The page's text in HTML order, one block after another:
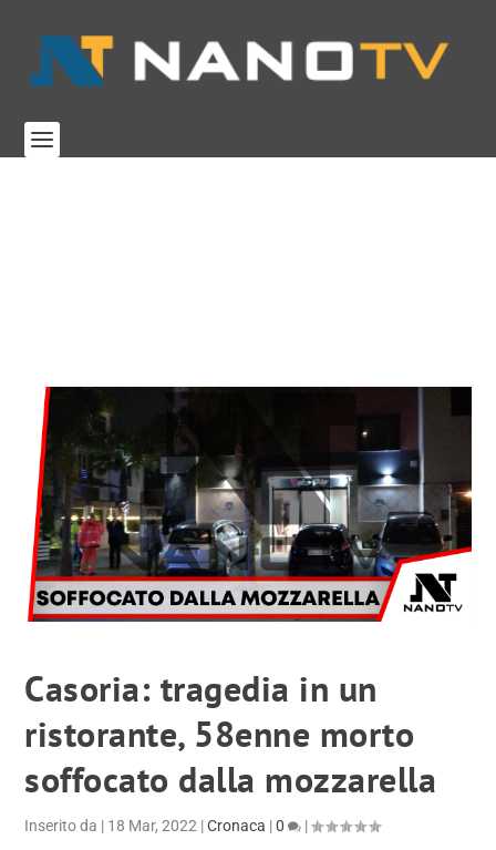
Casoria: tragedia in un
ristorante, 58enne morto
soffocato dalla mozzarella
Inserito da | 18 Mar, 2022 |Cronaca |0 |